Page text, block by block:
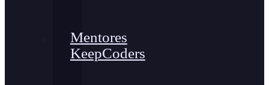
Mentores
KeepCoders